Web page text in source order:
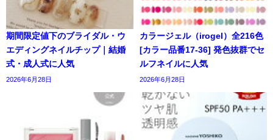
期間限定値下のブライダル・ウ
エディングネイルチップ｜結婚
式・成人式に人気
2026年6月28日
カラージェル（irogel）全216色
[カラー品番17-36] 発色抜群でセ
ルフネイルに人気
2026年6月28日